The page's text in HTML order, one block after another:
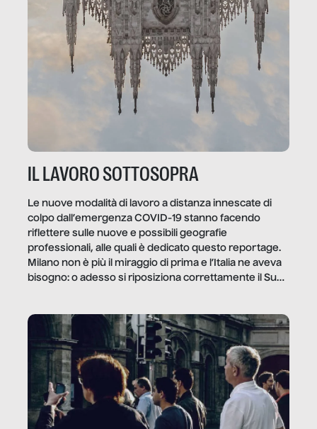
IL LAVORO SOTTOSOPRA
Le nuove modalità di lavoro a distanza innescate di
colpo dall’emergenza COVID-19 stanno facendo
riflettere sulle nuove e possibili geografie
professionali, alle quali è dedicato questo reportage.
Milano non è più il miraggio di prima e l’Italia ne aveva
bisogno: o adesso si riposiziona correttamente il Sud